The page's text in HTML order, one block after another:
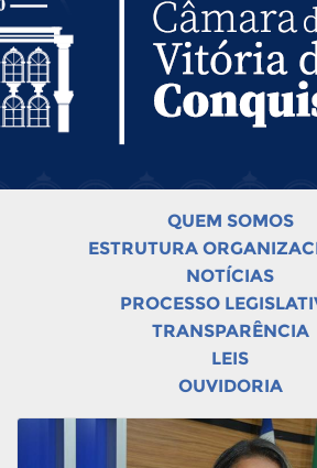
QUEM SOMOS
ESTRUTURA
NOTÍCIAS
PROCESSO
TRANSPARÊNCIA
LEIS
OUVIDORIA